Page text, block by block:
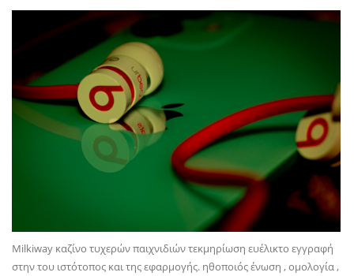
Milkiway καζίνο τυχερών παιχνιδιών τεκμηρίωση ευέλικτο εγγραφή
στην του ιστότοπος και της εφαρμογής. ηθοποιός ένωση , ομολογία ,